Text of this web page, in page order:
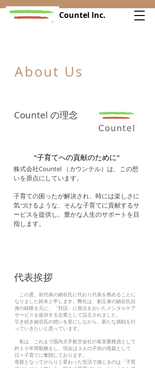
Countel Inc.
About Us
Countel の理念
代表挨拶
この度、前代表の細谷氏に代わり代表を務めることに
なりました鈴木と申します。弊社は、創立者の細谷氏自
身の経験を元に、「対話」に視点をおいたメンタルケア
サービスを提供する企業として設立されました。
引き続き細谷氏の想いを形にしながら、新たな挑戦を行
っていきたいと思っています。
私は、これまで国内大手航空会社の客室乗務員として
約１０年間勤務をし、現在は３人の子供の母親として
日々子育てに奮闘しております。
母親となってがらりと変わった生活で感じるのは「子育
"子育てへの貢献のために"
株式会社Countel （カウンテル）は、この想
いを原点にしています。
子育ての困ったが解決され、時には楽しさに
気づけるような、そんな子育てに貢献するサ
ービスを提供し、豊かな人生のサポートを目
指します。